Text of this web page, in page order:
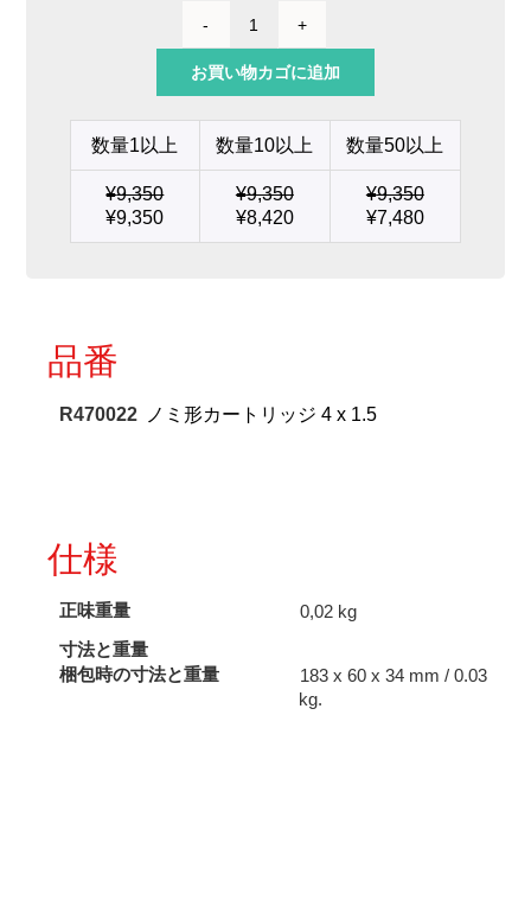
ノ
形
ト
リ
ッ
ジ
4
お買い物カゴに追加
数量1以上 数量10以上 数量50以上
¥9,350
¥9,350
¥9,350
¥8,420
¥9,350
¥7,480
品番
R470022 ノミ形カートリッジ 4 x 1.5
仕様
正味重量
0,02 kg
寸法と重量
梱包時の寸法と重量
183 x 60 x 34 mm / 0.03
kg.